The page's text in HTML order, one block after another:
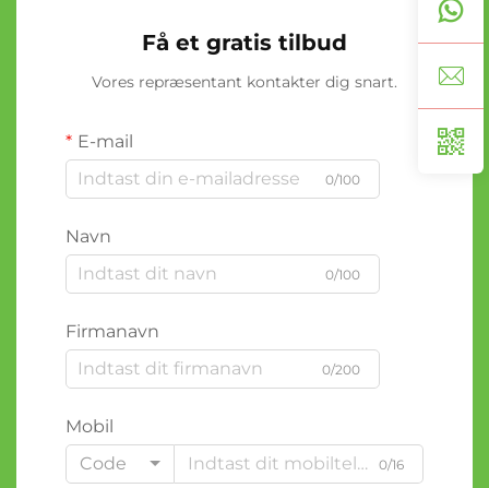
Få et gratis tilbud
Vores repræsentant kontakter dig snart.
E-mail
0/100
Navn
0/100
Firmanavn
0/200
Mobil
Code
0/16